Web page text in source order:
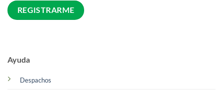
Ayuda
Despachos